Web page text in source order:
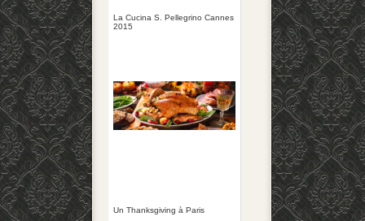
La Cucina S. Pellegrino Cannes
2015
Un Thanksgiving à Paris